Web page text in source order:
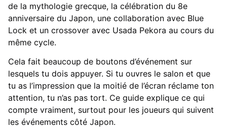
de la mythologie grecque, la célébration du 8e
anniversaire du Japon, une collaboration avec Blue
Lock et un crossover avec Usada Pekora au cours du
même cycle.
Cela fait beaucoup de boutons d’événement sur
lesquels tu dois appuyer. Si tu ouvres le salon et que
tu as l’impression que la moitié de l’écran réclame ton
attention, tu n’as pas tort. Ce guide explique ce qui
compte vraiment, surtout pour les joueurs qui suivent
les événements côté Japon.